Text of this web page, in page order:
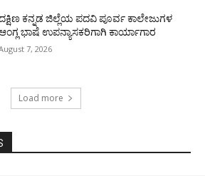
ಕನ್ನಡ ಜಿಲ್ಲೆಯ ಪದವಿ ಪೂರ್ವ ಕಾಲೇಜುಗಳ
ಭಾಷೆ ಉಪನ್ಯಾಸಕರಿಗಾಗಿ ಕಾರ್ಯಾಗಾರ
7, 2026
Load more